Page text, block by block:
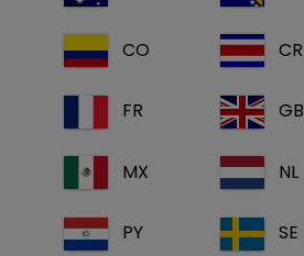
Dexacortone
Dexacortone 2,0 mg
CO CR
FR GB
MX NL
PY SE